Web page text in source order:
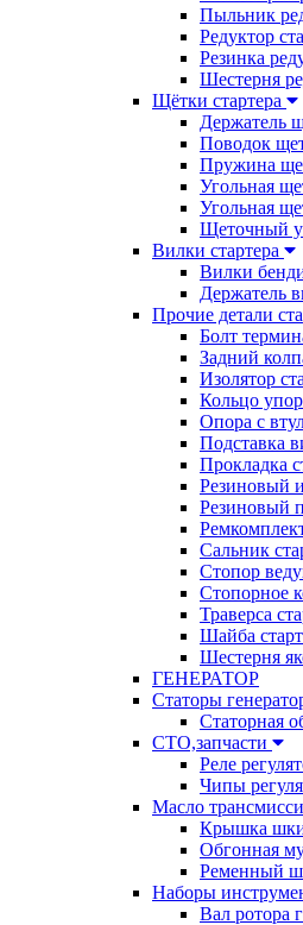
Пыльник
Редуктор
Резинка
Шестерня
Щётки стартера
Держатель
Поводок щет
Пружина
Угольная
Угольная
Щеточный
Вилки стартера
Вилки
Держатель
Прочие детали
Болт
Задний
Изолятор
Кольцо
Опора с
Подставка
Прокладка
Резиновый
Резиновый
Сальник
Стопор
Стопорное
Траверса
Шайба
Шестерня
ГЕНЕРАТОР
Статоры
Статорная
СТО,запчасти
Реле
Чипы
Масло
Крышка
Обгонная
Ременный
Наборы
Вал ротора